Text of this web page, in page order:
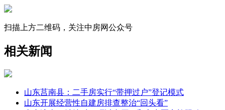
扫描上方二维码，关注中房网公众号
相关新闻
山东莒南县：二手房实行“带押过户”登记模式
山东开展经营性自建房排查整治“回头看”